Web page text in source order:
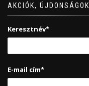
AKCIÓK, ÚJDONSÁGOK
Keresztnév*
E-mail cím*